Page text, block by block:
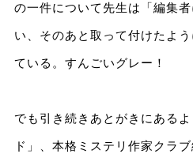
の一件について先生は「編集
い、そのあと取って付けたよ
ている。すんごいグレー！
でも引き続きあとがきにある
ド」、本格ミステリ作家クラ